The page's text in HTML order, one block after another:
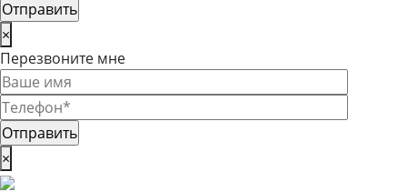
×
Перезвоните мне
×